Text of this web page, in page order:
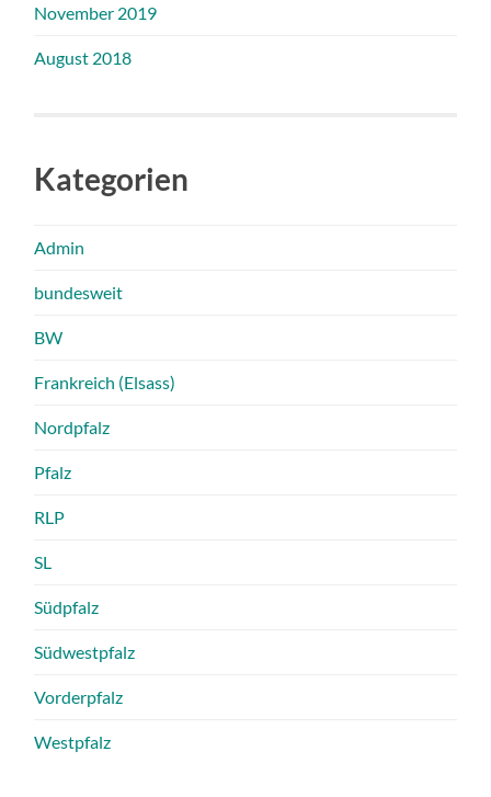
November 2019
August 2018
Kategorien
Admin
bundesweit
BW
Frankreich (Elsass)
Nordpfalz
Pfalz
RLP
SL
Südpfalz
Südwestpfalz
Vorderpfalz
Westpfalz